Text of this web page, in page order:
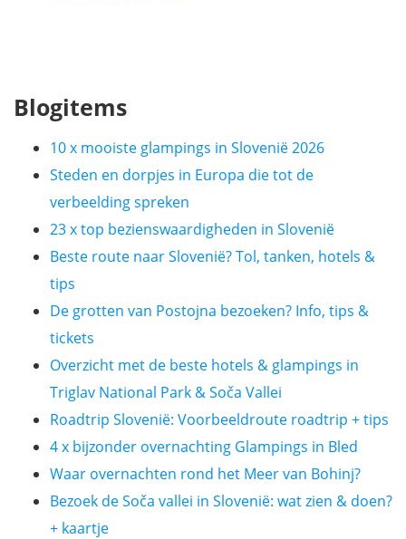
Blogitems
10 x mooiste glampings in Slovenië 2026
Steden en dorpjes in Europa die tot de
verbeelding spreken
23 x top bezienswaardigheden in Slovenië
Beste route naar Slovenië? Tol, tanken, hotels &
tips
De grotten van Postojna bezoeken? Info, tips &
tickets
Overzicht met de beste hotels & glampings in
Triglav National Park & Soča Vallei
Roadtrip Slovenië: Voorbeeldroute roadtrip + tips
4 x bijzonder overnachting Glampings in Bled
Waar overnachten rond het Meer van Bohinj?
Bezoek de Soča vallei in Slovenië: wat zien & doen?
+ kaartje